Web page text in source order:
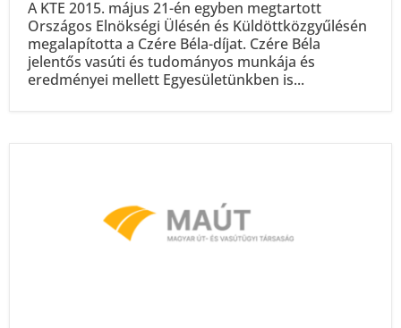
A KTE 2015. május 21-én egyben megtartott
Országos Elnökségi Ülésén és Küldöttközgyűlésén
megalapította a Czére Béla-díjat. Czére Béla
jelentős vasúti és tudományos munkája és
eredményei mellett Egyesületünkben is...